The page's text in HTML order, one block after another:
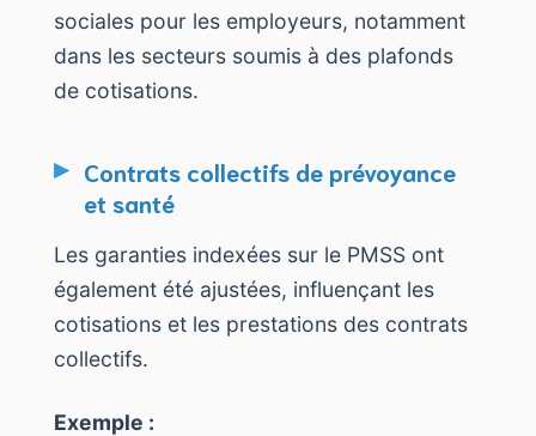
sociales pour les employeurs, notamment
dans les secteurs soumis à des plafonds
de cotisations.
Contrats collectifs de prévoyance
et santé
Les garanties indexées sur le PMSS ont
également été ajustées, influençant les
cotisations et les prestations des contrats
collectifs.
Exemple :